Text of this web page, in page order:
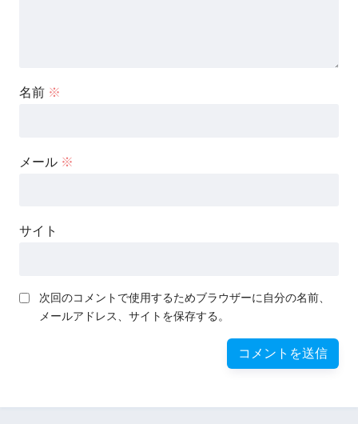
名前 ※
メール ※
サイト
次回のコメントで使用するためブラウザーに自分の名前、
メールアドレス、サイトを保存する。